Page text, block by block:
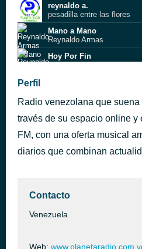
reynaldo a.
pesadilla entre las flores
Mano a Mano
Reynaldo Armas
Hoy Por Fin
La Caída de un Cristal
Reynaldo Armas
CORTINA
reynaldo a. y el cazador
Perfil
Radio venezolana que
través de su espacio online y
FM, con una oferta musical
diarios que combinan
Contacto
Venezuela
Web: